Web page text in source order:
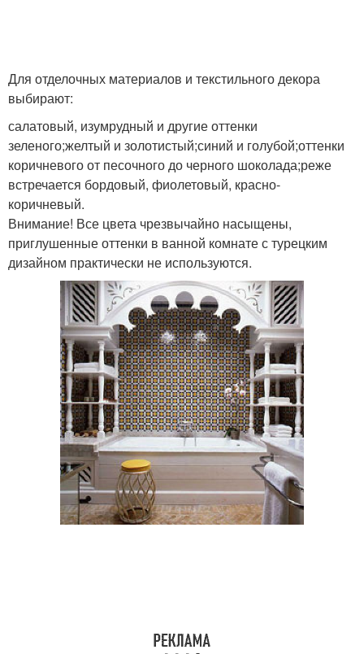
Для отделочных материалов и текстильного декора
выбирают:
салатовый, изумрудный и другие оттенки
зеленого;желтый и золотистый;синий и голубой;оттенки
коричневого от песочного до черного шоколада;реже
встречается бордовый, фиолетовый, красно-
коричневый.
Внимание! Все цвета чрезвычайно насыщены,
приглушенные оттенки в ванной комнате с турецким
дизайном практически не используются.